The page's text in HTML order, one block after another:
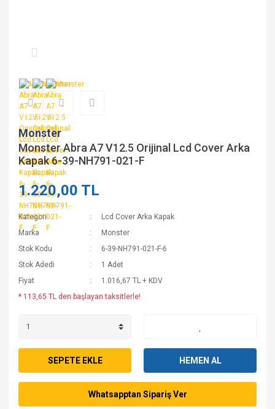
Monster
Monster Abra A7 V12.5 Orijinal Lcd Cover Arka
Kapak 6-39-NH791-021-F
1.220,00 TL
Kategori
Lcd Cover Arka Kapak
Marka
Monster
Stok Kodu
6-39-NH791-021-F-6
Stok Adedi
1 Adet
Fiyat
1.016,67 TL + KDV
* 113,65 TL den başlayan taksitlerle!
SEPETE EKLE HEMEN AL
Whatsapptan Sipariş Ver